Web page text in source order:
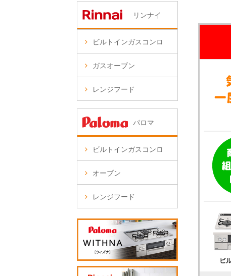
リンナイ
ビルトインガスコンロ
ガスオーブン
レンジフード
パロマ
ビルトインガスコンロ
オーブン
レンジフード